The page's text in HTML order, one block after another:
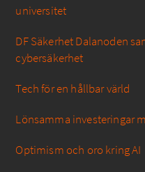
universitet
DF Säkerhet Dalanoden
cybersäkerhet
Tech för en hållbar värld
Lönsamma investeringar
Optimism och oro kring AI